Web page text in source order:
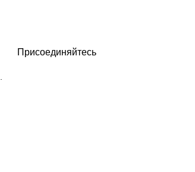
Присоединяйтесь